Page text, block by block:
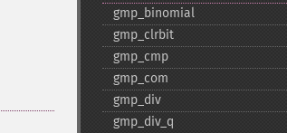
gmp_​binomial
gmp_​clrbit
gmp_​cmp
gmp_​com
gmp_​div
gmp_​div_​q